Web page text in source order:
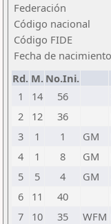
Federación
Código nacional
Código FIDE
Fecha de nacimiento
Rd. M. No.Ini.
1
14 56
2
12 36
3
1 1 GM
4
1 8 GM
5
5 4 GM
6
11 40
7
10 35 WFM